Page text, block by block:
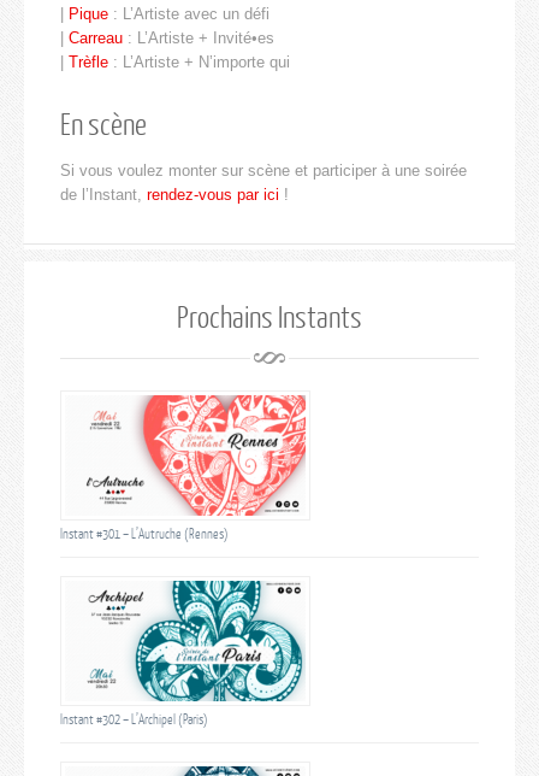
Pique : L’Artiste avec un défi
Carreau : L’Artiste + Invité•es
Trèfle : L’Artiste + N’importe qui
En scène
Si vous voulez monter sur scène et participer à une soirée
de l’Instant, rendez-vous par ici !
Prochains Instants
Instant #301 – L’Autruche (Rennes)
Instant #302 – L’Archipel (Paris)